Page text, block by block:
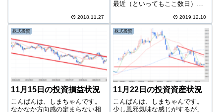
ーヨークもだ。今日の相場を見
ていこうか。今日の東京市場は
連騰した。開場...
2018.11.27
最近（といってもここ数日）株
色々と何をすべきか模索してい
る。そして実はさっき、衝動的
に投資信託を売却してしまっ
た。投資信託を売却ひふみプラ
スいつ買ったのか忘れ...
2019.12.10
株式投資
11月15日の投資損益状況
こんばんは、しまちゃんです。
なかなか方向感の定まらない相
株式投資
11月22日の投資資産状況
こんばんは、しまちゃんです。
少し風邪気味な感じがするが、